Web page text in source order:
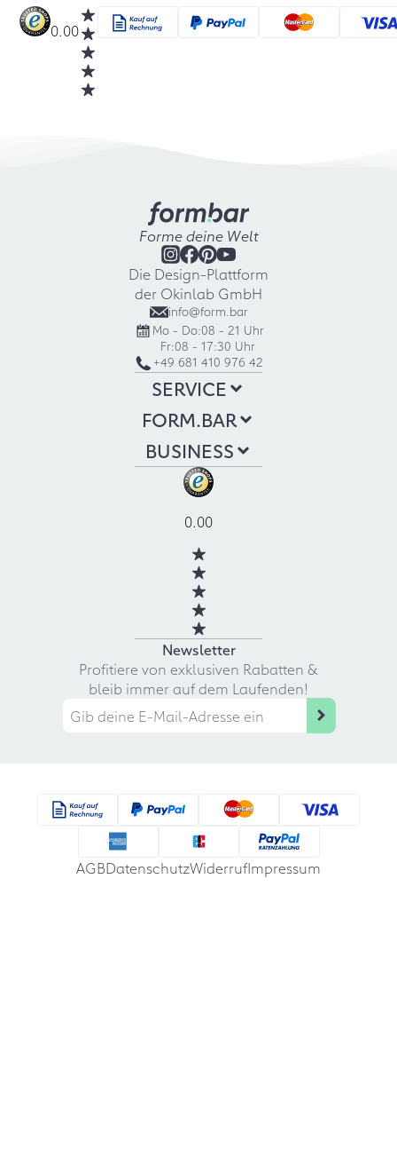
0.00
Forme deine Welt
Die Design-Plattform
der Okinlab GmbH
info@form.bar
Mo - Do:08 - 21 Uhr
Fr:08 - 17:30 Uhr
+49 681 410 976 42
SERVICE
FORM.BAR
BUSINESS
0.00
Newsletter
Profitiere von exklusiven Rabatten &
bleib immer auf dem Laufenden!
AGBDatenschutzWiderrufImpressum